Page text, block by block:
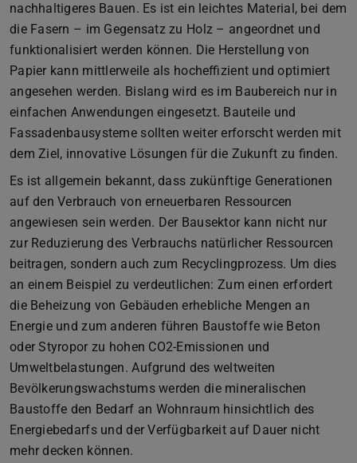
nachhaltigeres Bauen. Es ist ein leichtes Material, bei dem
die Fasern – im Gegensatz zu Holz – angeordnet und
funktionalisiert werden können. Die Herstellung von
Papier kann mittlerweile als hocheffizient und optimiert
angesehen werden. Bislang wird es im Baubereich nur in
einfachen Anwendungen eingesetzt. Bauteile und
Fassadenbausysteme sollten weiter erforscht werden mit
dem Ziel, innovative Lösungen für die Zukunft zu finden.
Es ist allgemein bekannt, dass zukünftige Generationen
auf den Verbrauch von erneuerbaren Ressourcen
angewiesen sein werden. Der Bausektor kann nicht nur
zur Reduzierung des Verbrauchs natürlicher Ressourcen
beitragen, sondern auch zum Recyclingprozess. Um dies
an einem Beispiel zu verdeutlichen: Zum einen erfordert
die Beheizung von Gebäuden erhebliche Mengen an
Energie und zum anderen führen Baustoffe wie Beton
oder Styropor zu hohen CO2-Emissionen und
Umweltbelastungen. Aufgrund des weltweiten
Bevölkerungswachstums werden die mineralischen
Baustoffe den Bedarf an Wohnraum hinsichtlich des
Energiebedarfs und der Verfügbarkeit auf Dauer nicht
mehr decken können.